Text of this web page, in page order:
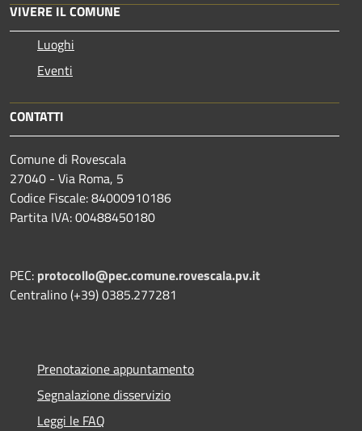
VIVERE IL COMUNE
Luoghi
Eventi
CONTATTI
Comune di Rovescala
27040 - Via Roma, 5
Codice Fiscale: 84000910186
Partita IVA: 00488450180
PEC: protocollo@pec.comune.rovescala.pv.it
Centralino (+39) 0385.277281
Prenotazione appuntamento
Segnalazione disservizio
Leggi le FAQ